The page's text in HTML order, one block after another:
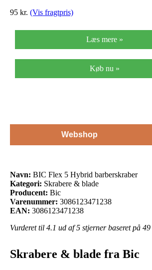
95 kr. (Vis fragtpris)
Læs mere »
Køb nu »
Webshop
Navn: BIC Flex 5 Hybrid barberskraber
Kategori: Skrabere & blade
Producent: Bic
Varenummer: 3086123471238
EAN: 3086123471238
Vurderet til 4.1 ud af 5 stjerner baseret på 49
Skrabere & blade fra Bic